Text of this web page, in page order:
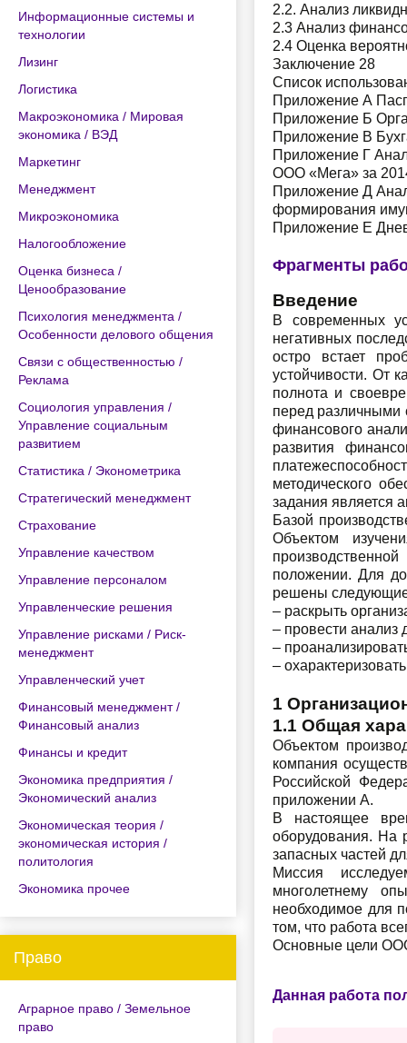
Информационные системы и
технологии
Лизинг
Логистика
Макроэкономика / Мировая
экономика / ВЭД
Маркетинг
Менеджмент
Микроэкономика
Налогообложение
Оценка бизнеса /
Ценообразование
Психология менеджмента /
Особенности делового общения
Связи с общественностью /
Реклама
Социология управления /
Управление социальным
развитием
Статистика / Эконометрика
Стратегический менеджмент
Страхование
Управление качеством
Управление персоналом
Управленческие решения
Управление рисками / Риск-
менеджмент
Управленческий учет
Финансовый менеджмент /
Финансовый анализ
Финансы и кредит
Экономика предприятия /
Экономический анализ
Экономическая теория /
экономическая история /
политология
Экономика прочее
Право
Аграрное право / Земельное
право
2.2. Анализ
2.3 Анализ
2.4 Оценка
Заключение 28
Список
Приложение А
Приложение Б
Приложение В
Приложение Г
ООО «Мега» за
Приложение Д
формирования
Приложение Е
Фрагменты
Введение
В современных
негативных
остро встает
устойчивости. От
полнота и
перед различными
финансового
развития
методического
задания является
Базой
Объектом
положении. Для
решены
– раскрыть
– провести анализ
–
–
1
1.1 Общая
Объектом
компания
Российской
приложении А.
В настоящее
оборудования. На
запасных частей
Миссия
многолетнему
необходимое для
том, что работа
Основные цели
Данная работа